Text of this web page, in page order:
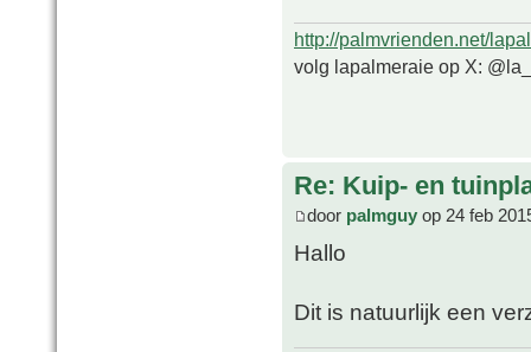
http://palmvrienden.net/
volg lapalmeraie op X:
Re: Kuip- en
door palmguy op 24 feb
Hallo
Dit is natuurlijk een